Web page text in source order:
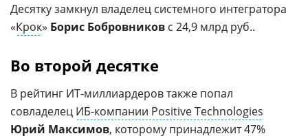
Десятку замкнул владелец системного интегратора
«Крок» Борис Бобровников с 24,9 млрд руб..
Во второй десятке
В рейтинг ИТ-миллиардеров также попал
совладелец ИБ-компании Positive Technologies
Юрий Максимов, которому принадлежит 47%